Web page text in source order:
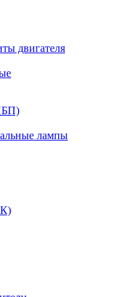
двигателя
лампы